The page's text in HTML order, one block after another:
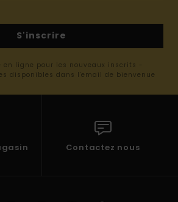
S'inscrire
en ligne pour les nouveaux inscrits -
disponibles dans l'email de bienvenue
Contactez nous